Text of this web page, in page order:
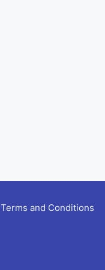
Terms and Conditions